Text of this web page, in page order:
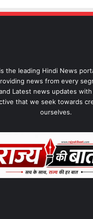
the leading Hindi News
news from every
Latest news updates
that we seek towards
ourselves.